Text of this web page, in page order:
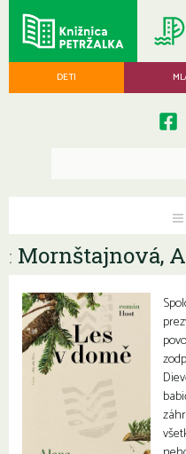
DETI
: Mornštajnová,